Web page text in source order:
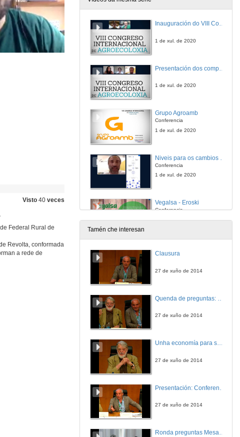
Visto 40 veces
Federal Rural de
Revolta, conformada
a rede de
Inauguración do VIII Congreso Internacional de Agroecología
1 de xul. de 2020
1 de xul. de 2020
Grupo Agroamb
Conferencia
1 de xul. de 2020
Conferencia
1 de xul. de 2020
Vegalsa - Eroski
Conferencia
1 de xul. de 2020
Conferencia
Conferencia
Conferencia
Tamén che interesan
Clausura
27 de xuño de 2014
27 de xuño de 2014
Unha economía para servir as persoas e a vida
27 de xuño de 2014
27 de xuño de 2014
Ronda preguntas Mesa 6.2: Agricultura e Sistemas Agrícolas Agroecolóxicos